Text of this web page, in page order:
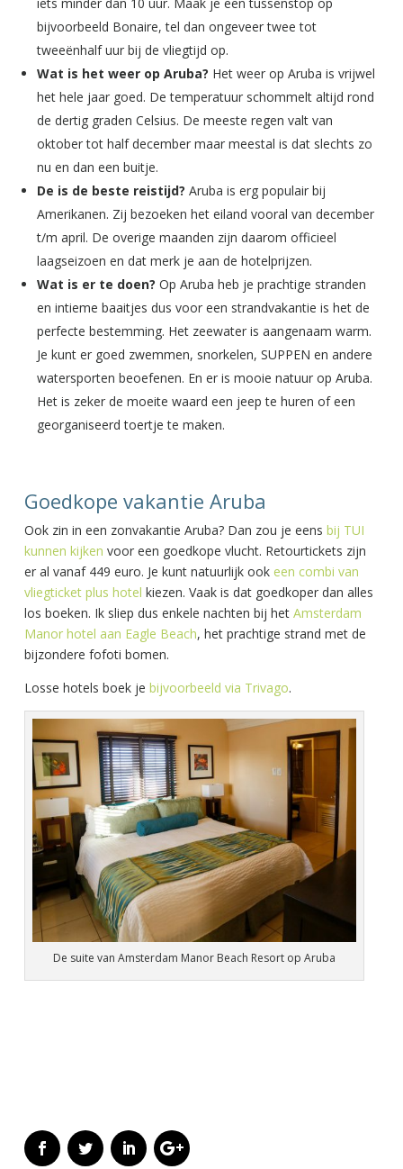
bijvoorbeeld Bonaire, tel dan ongeveer twee tot
tweeënhalf uur bij de vliegtijd op.
Wat is het weer op Aruba? Het weer op Aruba is vrijwel
het hele jaar goed. De temperatuur schommelt altijd rond
de dertig graden Celsius. De meeste regen valt van
oktober tot half december maar meestal is dat slechts zo
nu en dan een buitje.
De is de beste reistijd? Aruba is erg populair bij
Amerikanen. Zij bezoeken het eiland vooral van december
t/m april. De overige maanden zijn daarom officieel
laagseizoen en dat merk je aan de hotelprijzen.
Wat is er te doen? Op Aruba heb je prachtige stranden
en intieme baaitjes dus voor een strandvakantie is het de
perfecte bestemming. Het zeewater is aangenaam warm.
Je kunt er goed zwemmen, snorkelen, SUPPEN en andere
watersporten beoefenen. En er is mooie natuur op Aruba.
Het is zeker de moeite waard een jeep te huren of een
georganiseerd toertje te maken.
Goedkope vakantie Aruba
Ook zin in een zonvakantie Aruba? Dan zou je eens bij TUI
kunnen kijken voor een goedkope vlucht. Retourtickets zijn
er al vanaf 449 euro. Je kunt natuurlijk ook een combi van
vliegticket plus hotel kiezen. Vaak is dat goedkoper dan alles
los boeken. Ik sliep dus enkele nachten bij het Amsterdam
Manor hotel aan Eagle Beach, het prachtige strand met de
bijzondere fofoti bomen.
Losse hotels boek je bijvoorbeeld via Trivago.
De suite van Amsterdam Manor Beach Resort op Aruba